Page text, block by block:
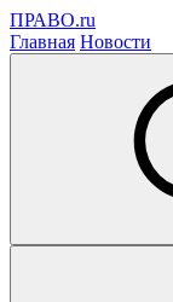
ПРАВО.ru
Главная Новости